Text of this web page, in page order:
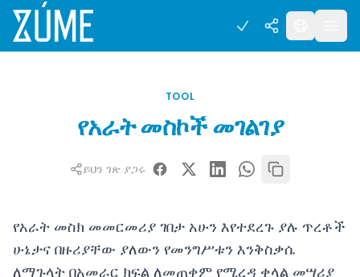
TOOL
የአራት መስኮች መገልገያ
ይህን ገጽ ያጋሩ
የአራት መስክ መመርመሪያ ገበታ አሁን እየተደረጉ ያሉ ጥረቶች
ሁኔታና በዙሪያቸው ያለውን የመንግሥቱን እንቅስቃሴ
ለማጉላት በአመራር ክፍል ለመጠቀም የሚረዳ ቀላል መሣሪያ